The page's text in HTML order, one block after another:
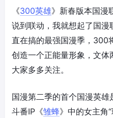
《300英雄》新春版本国漫
说到联动，我就想起了国漫
直在搞的最强国漫季，300
创造一个正能量形象，文
大家多多关注。
国漫第二季的首个国漫英
斗番IP《雏蜂》中的女主角